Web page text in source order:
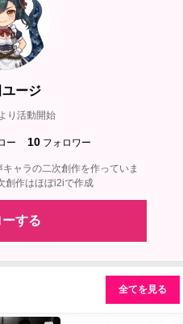
ージ
り活動開始
ー 10 フォロワー
ャラの二次創作を作っていま
創作はほぼi2iで作成
する
全てを見る